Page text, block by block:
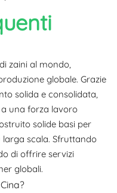
zaini al mondo,
globale. Grazie
solida e consolidata,
una forza lavoro
solide basi per
scala. Sfruttando
di offrire servizi
globali.